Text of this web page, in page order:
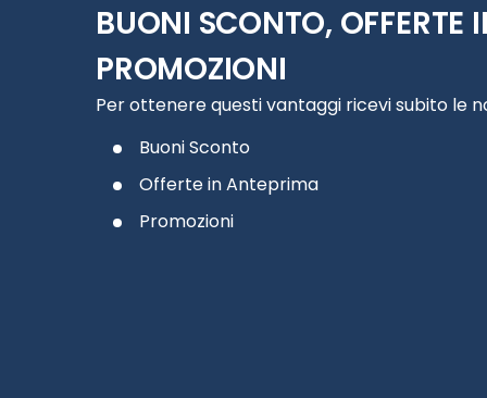
BUONI SCONTO, OFFERTE
PROMOZIONI
Per ottenere questi vantaggi ricevi subito le
Buoni Sconto
Offerte in Anteprima
Promozioni